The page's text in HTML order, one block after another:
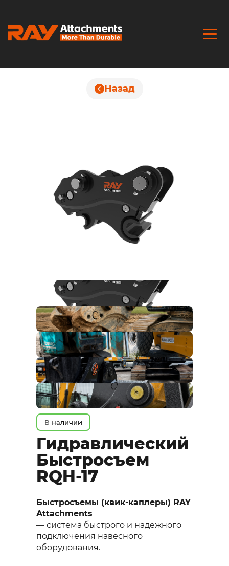
Назад
В наличии
Гидравлический
Быстросъем
RQH-17
Быстросъемы (квик-каплеры) RAY
Attachments
— система быстрого и надежного
подключения навесного
оборудования.